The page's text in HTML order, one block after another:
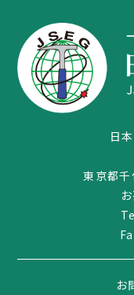
日
東京都
お